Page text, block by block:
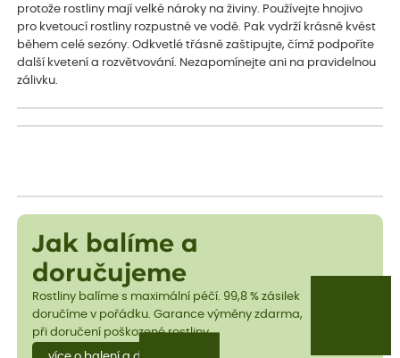
protože rostliny mají velké nároky na živiny. Používejte hnojivo
pro kvetoucí rostliny rozpustné ve vodě. Pak vydrží krásně kvést
během celé sezóny. Odkvetlé třásně zaštipujte, čímž podpoříte
další kvetení a rozvětvování. Nezapomínejte ani na pravidelnou
zálivku.
Jak balíme a
doručujeme
Rostliny balíme s maximální péčí. 99,8 % zásilek
doručíme v pořádku. Garance výměny zdarma,
při doručení poškozené rostliny.